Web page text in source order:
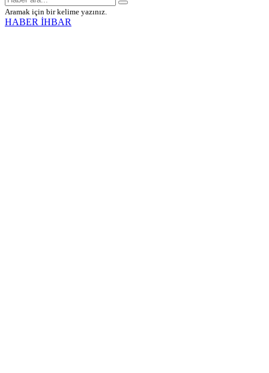
Aramak için bir kelime yazınız.
HABER İHBAR